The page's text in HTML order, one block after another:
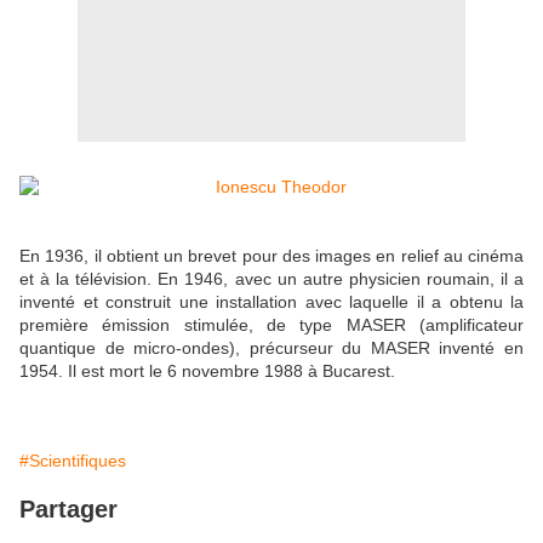
En 1936, il obtient un brevet pour des images en relief au cinéma
et à la télévision. En 1946, avec un autre physicien roumain, il a
inventé et construit une installation avec laquelle il a obtenu la
première émission stimulée, de type MASER (amplificateur
quantique de micro-ondes), précurseur du MASER inventé en
1954. Il est mort le 6 novembre 1988 à Bucarest.
#Scientifiques
Partager